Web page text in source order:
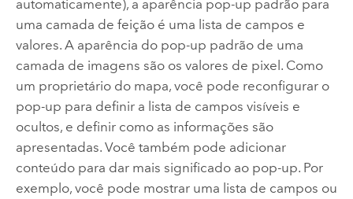
automaticamente), a aparência pop-up padrão para
uma camada de feição é uma lista de campos e
valores.A aparência do pop-up padrão de uma
camada de imagens são os valores de pixel. Como
um proprietário do mapa, você pode reconfigurar o
pop-up para definir a lista de campos visíveis e
ocultos, e definir como as informações são
apresentadas. Você também pode adicionar
conteúdo para dar mais significado ao pop-up. Por
exemplo, você pode mostrar uma lista de campos ou